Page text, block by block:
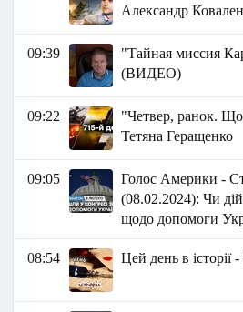
Александр
09:39
"Тайная миссия
(ВИДЕО)
09:22
"Четвер, ранок.
Тетяна Геращенко
09:05
Голос Америки -
(08.02.2024): Чи
щодо допомоги
08:54 Цей день в історії